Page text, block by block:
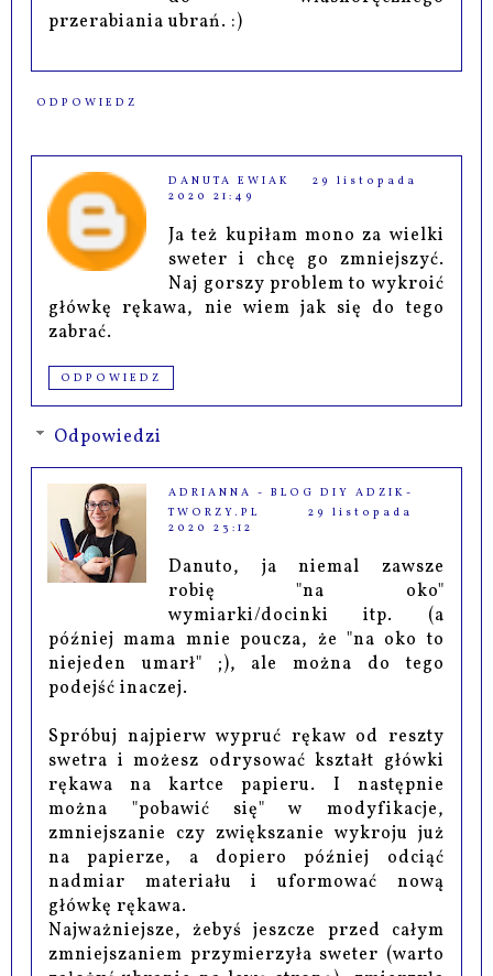
przerabiania ubrań. :)
ODPOWIEDZ
DANUTA EWIAK
29 listopada
2020 21:49
Ja też kupiłam mono za wielki
sweter i chcę go zmniejszyć.
Naj gorszy problem to wykroić
główkę rękawa, nie wiem jak się do tego
zabrać.
ODPOWIEDZ
Odpowiedzi
ADRIANNA - BLOG DIY ADZIK-
TWORZY.PL
29 listopada
2020 23:12
Danuto, ja niemal zawsze
robię "na oko"
wymiarki/docinki itp. (a
później mama mnie poucza, że "na oko to
niejeden umarł" ;), ale można do tego
podejść inaczej.
Spróbuj najpierw wypruć rękaw od reszty
swetra i możesz odrysować kształt główki
rękawa na kartce papieru. I następnie
można "pobawić się" w modyfikacje,
zmniejszanie czy zwiększanie wykroju już
na papierze, a dopiero później odciąć
nadmiar materiału i uformować nową
główkę rękawa.
Najważniejsze, żebyś jeszcze przed całym
zmniejszaniem przymierzyła sweter (warto